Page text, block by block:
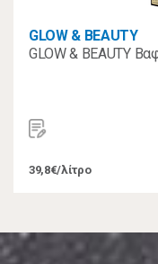
GLOW & BEAUTY
GLOW & BEAUTY
39,8€/λίτρο